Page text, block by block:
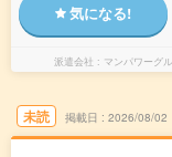
気になる!
派遣会社 マンパワーグ
未読 掲載日 2026/08/02